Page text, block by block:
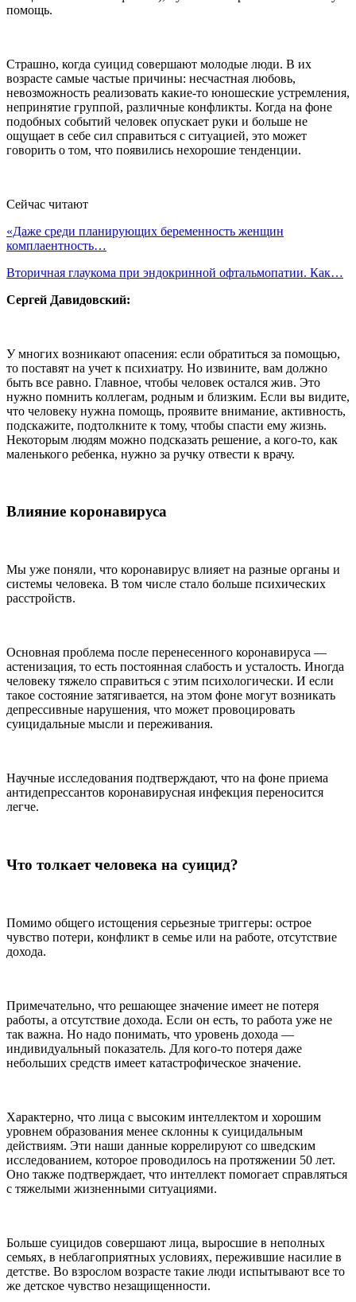
помощь.
Страшно, когда суицид совершают молодые люди. В их
возрасте самые частые причины: несчастная любовь,
невозможность реализовать какие-то юношеские устремления,
непринятие группой, различные конфликты. Когда на фоне
подобных событий человек опускает руки и больше не
ощущает в себе сил справиться с ситуацией, это может
говорить о том, что появились нехорошие тенденции.
Сейчас читают
«Даже среди планирующих беременность женщин
комплаентность…
Вторичная глаукома при эндокринной офтальмопатии. Как…
Сергей Давидовский:
У многих возникают опасения: если обратиться за помощью,
то поставят на учет к психиатру. Но извините, вам должно
быть все равно. Главное, чтобы человек остался жив. Это
нужно помнить коллегам, родным и близким. Если вы видите,
что человеку нужна помощь, проявите внимание, активность,
подскажите, подтолкните к тому, чтобы спасти ему жизнь.
Некоторым людям можно подсказать решение, а кого-то, как
маленького ребенка, нужно за ручку отвести к врачу.
Влияние коронавируса
Мы уже поняли, что коронавирус влияет на разные органы и
системы человека. В том числе стало больше психических
расстройств.
Основная проблема после перенесенного коронавируса —
астенизация, то есть постоянная слабость и усталость. Иногда
человеку тяжело справиться с этим психологически. И если
такое состояние затягивается, на этом фоне могут возникать
депрессивные нарушения, что может провоцировать
суицидальные мысли и переживания.
Научные исследования подтверждают, что на фоне приема
антидепрессантов коронавирусная инфекция переносится
легче.
Что толкает человека на суицид?
Помимо общего истощения серьезные триггеры: острое
чувство потери, конфликт в семье или на работе, отсутствие
дохода.
Примечательно, что решающее значение имеет не потеря
работы, а отсутствие дохода. Если он есть, то работа уже не
так важна. Но надо понимать, что уровень дохода —
индивидуальный показатель. Для кого-то потеря даже
небольших средств имеет катастрофическое значение.
Характерно, что лица с высоким интеллектом и хорошим
уровнем образования менее склонны к суицидальным
действиям. Эти наши данные коррелируют со шведским
исследованием, которое проводилось на протяжении 50 лет.
Оно также подтверждает, что интеллект помогает справляться
с тяжелыми жизненными ситуациями.
Больше суицидов совершают лица, выросшие в неполных
семьях, в неблагоприятных условиях, пережившие насилие в
детстве. Во взрослом возрасте такие люди испытывают все то
же детское чувство незащищенности.